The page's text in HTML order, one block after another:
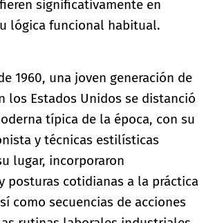
significativamente en
lógica funcional habitual.
1960, una joven generación de
los Estados Unidos se distanció
típica de la época, con su
y técnicas estilísticas
lugar, incorporaron
posturas cotidianas a la práctica
como secuencias de acciones